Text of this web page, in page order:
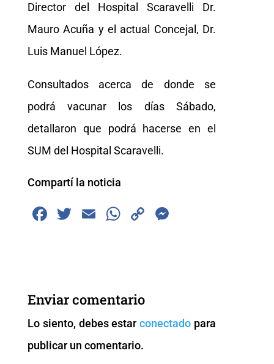
Director del Hospital Scaravelli Dr.
Mauro Acuña y el actual Concejal, Dr.
Luis Manuel López.
Consultados acerca de donde se
podrá vacunar los días Sábado,
detallaron que podrá hacerse en el
SUM del Hospital Scaravelli.
Compartí la noticia
F
b
o
o
k
T
E
W
A
p
p
C
k
er
Enviar comentario
Lo siento, debes estarconectado para
publicar un comentario.